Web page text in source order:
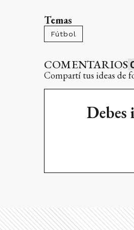
Temas
Fútbol
COMENTARIOS
Compartí tus ideas de